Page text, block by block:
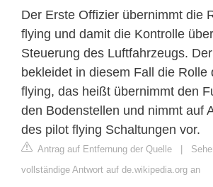
Der Erste Offizier übernimmt die
flying und damit die Kontrolle
Steuerung des Luftfahrzeugs.
bekleidet in diesem Fall die Rolle
flying, das heißt übernimmt den
den Bodenstellen und nimmt auf
des pilot flying Schaltungen vor.
Antrag auf Entfernung der Quelle |
vollständige Antwort auf de.wikipedia.org an